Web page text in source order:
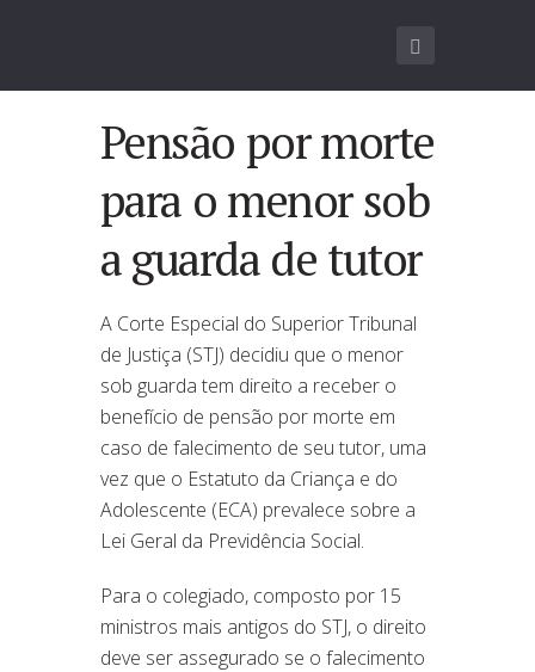
Pensão por morte
para o menor sob
a guarda de tutor
A Corte Especial do Superior Tribunal
de Justiça (STJ) decidiu que o menor
sob guarda tem direito a receber o
benefício de pensão por morte em
caso de falecimento de seu tutor, uma
vez que o Estatuto da Criança e do
Adolescente (ECA) prevalece sobre a
Lei Geral da Previdência Social.
Para o colegiado, composto por 15
ministros mais antigos do STJ, o direito
deve ser assegurado se o falecimento